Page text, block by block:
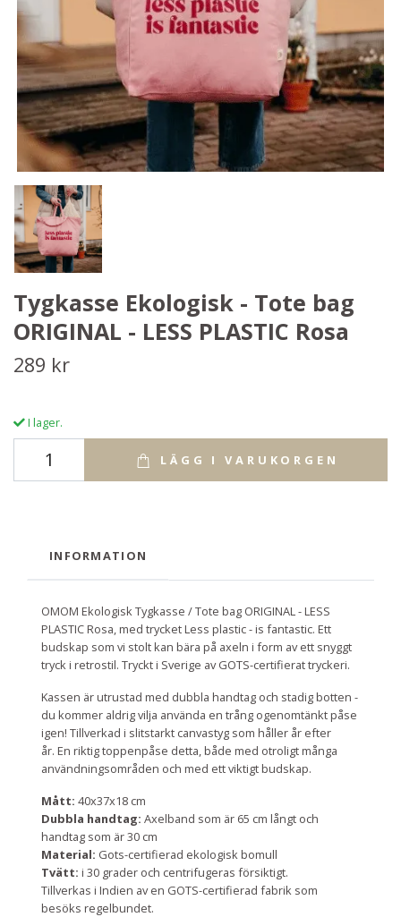
Tygkasse Ekologisk - Tote bag
ORIGINAL - LESS PLASTIC Rosa
289 kr
I lager.
LÄGG I VARUKORGEN
INFORMATION
OMOM Ekologisk Tygkasse / Tote bag ORIGINAL - LESS
PLASTIC Rosa, med trycket Less plastic - is fantastic. Ett
budskap som vi stolt kan bära på axeln i form av ett snyggt
tryck i retrostil. Tryckt i Sverige av GOTS-certifierat tryckeri.
Kassen är utrustad med dubbla handtag och stadig botten -
du kommer aldrig vilja använda en trång ogenomtänkt påse
igen! Tillverkad i slitstarkt canvastyg som håller år efter
år. En riktig toppenpåse detta, både med otroligt många
användningsområden och med ett viktigt budskap.
Mått: 40x37x18 cm
Dubbla handtag: Axelband som är 65 cm långt och
handtag som är 30 cm
Material: Gots-certifierad ekologisk bomull
Tvätt: i 30 grader och centrifugeras försiktigt.
Tillverkas i Indien av en GOTS-certifierad fabrik som
besöks regelbundet.